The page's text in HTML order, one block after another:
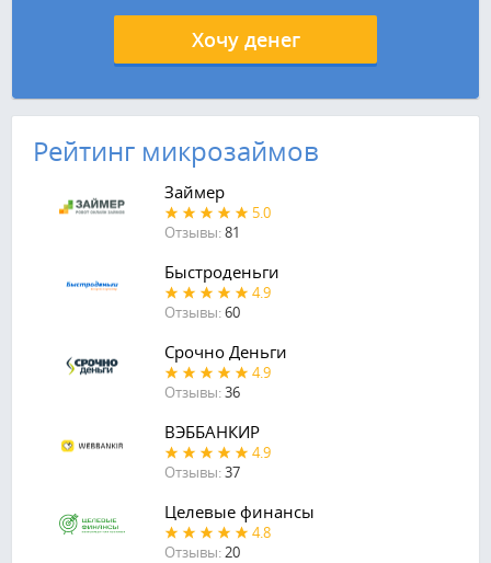
Хочу денег
Рейтинг микрозаймов
Займер
5.0
Отзывы:81
Быстроденьги
4.9
Отзывы:60
Срочно Деньги
4.9
Отзывы:36
ВЭББАНКИР
4.9
Отзывы:37
Целевые финансы
4.8
Отзывы:20